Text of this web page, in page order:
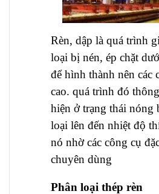
Rèn, dập là quá trình
loại bị nén, ép chặt
để hình thành nên các
cao. quá trình đó
hiện ở trạng thái nóng
loại lên đến nhiệt độ
nó nhờ các công cụ
chuyên dùng
Phân loại thép rèn